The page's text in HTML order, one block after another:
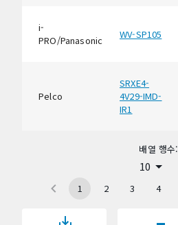
i-
PRO/Panasonic
WV-SP105
Pelco
SRXE4-
4V29-IMD-
IR1
배열 행수:
10
1 2 3 4